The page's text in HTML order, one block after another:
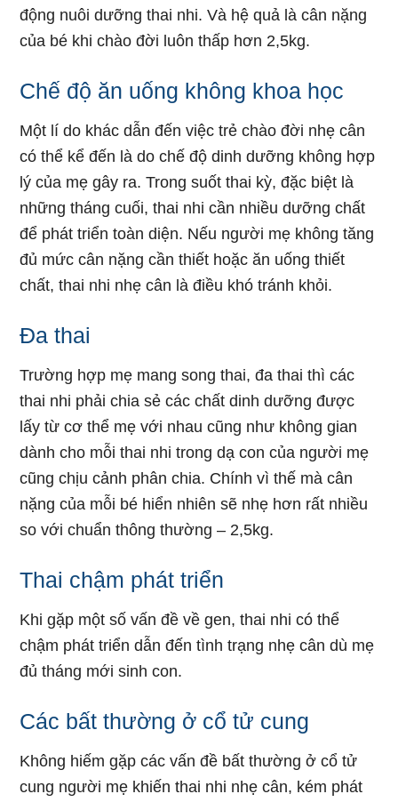
động nuôi dưỡng thai nhi. Và hệ quả là cân nặng
của bé khi chào đời luôn thấp hơn 2,5kg.
Chế độ ăn uống không khoa học
Một lí do khác dẫn đến việc trẻ chào đời nhẹ cân
có thể kể đến là do chế độ dinh dưỡng không hợp
lý của mẹ gây ra. Trong suốt thai kỳ, đặc biệt là
những tháng cuối, thai nhi cần nhiều dưỡng chất
để phát triển toàn diện. Nếu người mẹ không tăng
đủ mức cân nặng cần thiết hoặc ăn uống thiết
chất, thai nhi nhẹ cân là điều khó tránh khỏi.
Đa thai
Trường hợp mẹ mang song thai, đa thai thì các
thai nhi phải chia sẻ các chất dinh dưỡng được
lấy từ cơ thể mẹ với nhau cũng như không gian
dành cho mỗi thai nhi trong dạ con của người mẹ
cũng chịu cảnh phân chia. Chính vì thế mà cân
nặng của mỗi bé hiển nhiên sẽ nhẹ hơn rất nhiều
so với chuẩn thông thường – 2,5kg.
Thai chậm phát triển
Khi gặp một số vấn đề về gen, thai nhi có thể
chậm phát triển dẫn đến tình trạng nhẹ cân dù mẹ
đủ tháng mới sinh con.
Các bất thường ở cổ tử cung
Không hiếm gặp các vấn đề bất thường ở cổ tử
cung người mẹ khiến thai nhi nhẹ cân, kém phát